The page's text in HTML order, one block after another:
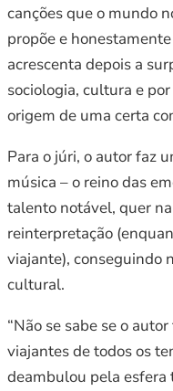
canções que o mundo
propõe e
acrescenta depois a
sociologia, cultura e
origem de uma certa
Para o júri, o autor faz
música – o reino das
talento notável, quer
reinterpretação
viajante), conseguindo
cultural.
“Não se sabe se o
viajantes de todos os
deambulou pela esfera